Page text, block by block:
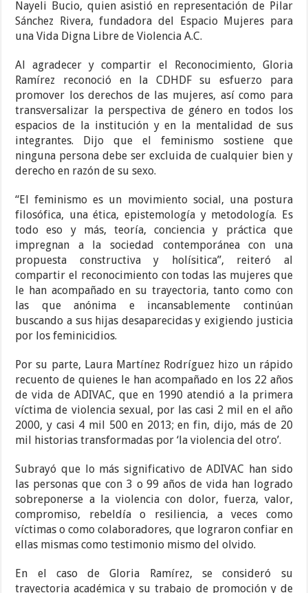
Nayeli Bucio, quien asistió en representación de Pilar
Sánchez Rivera, fundadora del Espacio Mujeres para
una Vida Digna Libre de Violencia A.C.
Al agradecer y compartir el Reconocimiento, Gloria
Ramírez reconoció en la CDHDF su esfuerzo para
promover los derechos de las mujeres, así como para
transversalizar la perspectiva de género en todos los
espacios de la institución y en la mentalidad de sus
integrantes. Dijo que el feminismo sostiene que
ninguna persona debe ser excluida de cualquier bien y
derecho en razón de su sexo.
“El feminismo es un movimiento social, una postura
filosófica, una ética, epistemología y metodología. Es
todo eso y más, teoría, conciencia y práctica que
impregnan a la sociedad contemporánea con una
propuesta constructiva y holísitica”, reiteró al
compartir el reconocimiento con todas las mujeres que
le han acompañado en su trayectoria, tanto como con
las que anónima e incansablemente continúan
buscando a sus hijas desaparecidas y exigiendo justicia
por los feminicidios.
Por su parte, Laura Martínez Rodríguez hizo un rápido
recuento de quienes le han acompañado en los 22 años
de vida de ADIVAC, que en 1990 atendió a la primera
víctima de violencia sexual, por las casi 2 mil en el año
2000, y casi 4 mil 500 en 2013; en fin, dijo, más de 20
mil historias transformadas por ‘la violencia del otro’.
Subrayó que lo más significativo de ADIVAC han sido
las personas que con 3 o 99 años de vida han logrado
sobreponerse a la violencia con dolor, fuerza, valor,
compromiso, rebeldía o resiliencia, a veces como
víctimas o como colaboradores, que lograron confiar en
ellas mismas como testimonio mismo del olvido.
En el caso de Gloria Ramírez, se consideró su
trayectoria académica y su trabajo de promoción y de